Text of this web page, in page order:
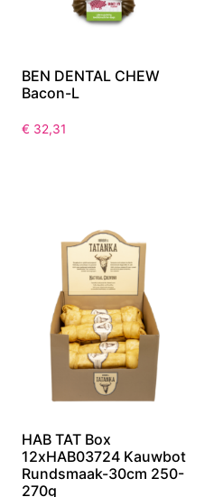
BEN DENTAL CHEW
Bacon-L
€ 32,31
HAB TAT Box
12xHAB03724 Kauwbot
Rundsmaak-30cm 250-
270g